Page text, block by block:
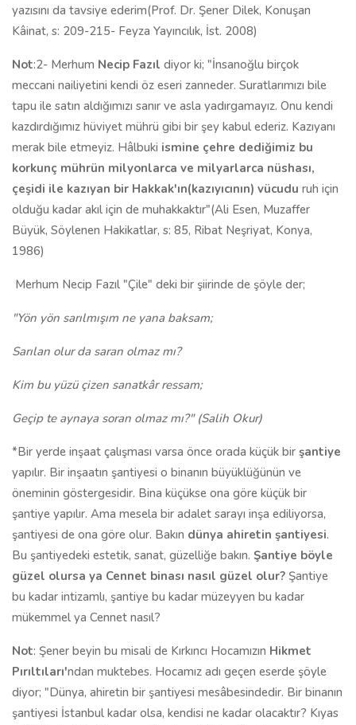
yazısını da tavsiye ederim(Prof. Dr. Şener Dilek, Konuşan
Kâinat, s: 209-215- Feyza Yayıncılık, İst. 2008)
Not:2- Merhum Necip Fazıl diyor ki; "İnsanoğlu birçok
meccani nailiyetini kendi öz eseri zanneder. Suratlarımızı bile
tapu ile satın aldığımızı sanır ve asla yadırgamayız. Onu kendi
kazdırdığımız hüviyet mührü gibi bir şey kabul ederiz. Kazıyanı
merak bile etmeyiz. Hâlbuki ismine çehre dediğimiz bu
korkunç mührün milyonlarca ve milyarlarca nüshası,
çeşidi ile kazıyan bir Hakkak'ın(kazıyıcının) vücudu ruh için
olduğu kadar akıl için de muhakkaktır"(Ali Esen, Muzaffer
Büyük, Söylenen Hakikatlar, s: 85, Ribat Neşriyat, Konya,
1986)
Merhum Necip Fazıl "Çile" deki bir şiirinde de şöyle der;
"Yön yön sarılmışım ne yana baksam;
Sarılan olur da saran olmaz mı?
Kim bu yüzü çizen sanatkâr ressam;
Geçip te aynaya soran olmaz mı?" (Salih Okur)
*Bir yerde inşaat çalışması varsa önce orada küçük bir şantiye
yapılır. Bir inşaatın şantiyesi o binanın büyüklüğünün ve
öneminin göstergesidir. Bina küçükse ona göre küçük bir
şantiye yapılır. Ama mesela bir adalet sarayı inşa ediliyorsa,
şantiyesi de ona göre olur. Bakın dünya ahiretin şantiyesi.
Bu şantiyedeki estetik, sanat, güzelliğe bakın. Şantiye böyle
güzel olursa ya Cennet binası nasıl güzel olur? Şantiye
bu kadar intizamlı, şantiye bu kadar müzeyyen bu kadar
mükemmel ya Cennet nasıl?
Not: Şener beyin bu misali de Kırkıncı Hocamızın Hikmet
Pırıltıları'ndan muktebes. Hocamız adı geçen eserde şöyle
diyor; "Dünya, ahiretin bir şantiyesi mesâbesindedir. Bir binanın
şantiyesi İstanbul kadar olsa, kendisi ne kadar olacaktır? Kıyas